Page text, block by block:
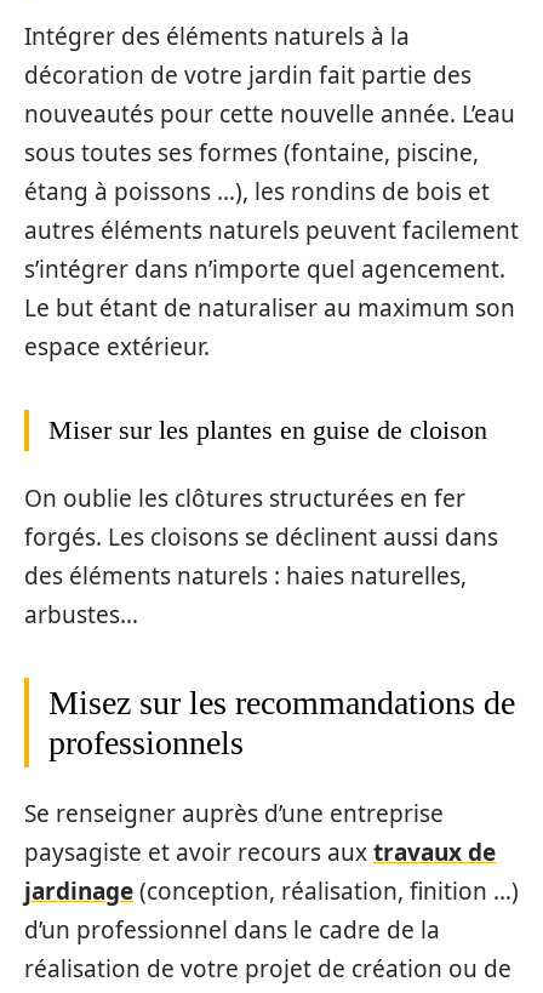
Intégrer des éléments naturels à la
décoration de votre jardin fait partie des
nouveautés pour cette nouvelle année. L’eau
sous toutes ses formes (fontaine, piscine,
étang à poissons …), les rondins de bois et
autres éléments naturels peuvent facilement
s’intégrer dans n’importe quel agencement.
Le but étant de naturaliser au maximum son
espace extérieur.
Miser sur les plantes en guise de cloison
On oublie les clôtures structurées en fer
forgés. Les cloisons se déclinent aussi dans
des éléments naturels : haies naturelles,
arbustes…
Misez sur les recommandations de
professionnels
Se renseigner auprès d’une entreprise
paysagiste et avoir recours auxtravaux de
jardinage(conception, réalisation, finition …)
d’un professionnel dans le cadre de la
réalisation de votre projet de création ou de